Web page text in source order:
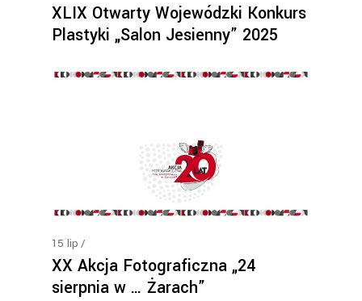
XLIX Otwarty Wojewódzki Konkurs
Plastyki „Salon Jesienny” 2025
15 lip
XX Akcja Fotograficzna „24
sierpnia w … Żarach”